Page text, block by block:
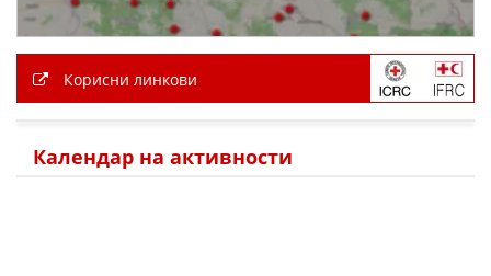
Корисни линкови
Календар на активности